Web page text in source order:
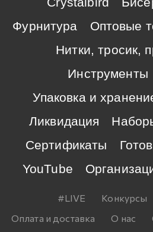
Фурнитура
Оптовые
Нитки, тросик,
Инструменты
Упаковка и
Ликвидация
Сертификаты
YouTube
#LIVE Конкурсы
Оплата и доставка
О нас